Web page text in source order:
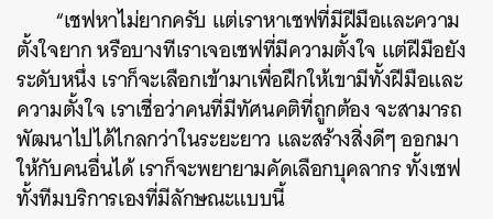
“เชฟหาไม่ยากครับ แต่เราหาเชฟที่มีฝีมือและความ
ตั้งใจยาก หรือบางทีเราเจอเชฟที่มีความตั้งใจ แต่ฝีมือยัง
ระดับหนึ่ง เราก็จะเลือกเข้ามาเพื่อฝึกให้เขามีทั้งฝีมือและ
ความตั้งใจ เราเชื่อว่าคนที่มีทัศนคติที่ถูกต้อง จะสามารถ
พัฒนาไปได้ไกลกว่าในระยะยาว และสร้างสิ่งดีๆ ออกมา
ให้กับคนอื่นได้ เราก็จะพยายามคัดเลือกบุคลากร ทั้งเชฟ
ทั้งทีมบริการเองที่มีลักษณะแบบนี้